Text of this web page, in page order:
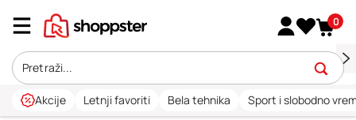
0
Akcije Letnji favoriti Bela tehnika Sport i slobodno